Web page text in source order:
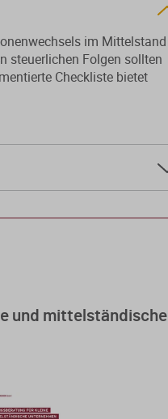
im Mittelstand
steuerlichen Folgen sollten
Checkliste bietet
und mittelständische